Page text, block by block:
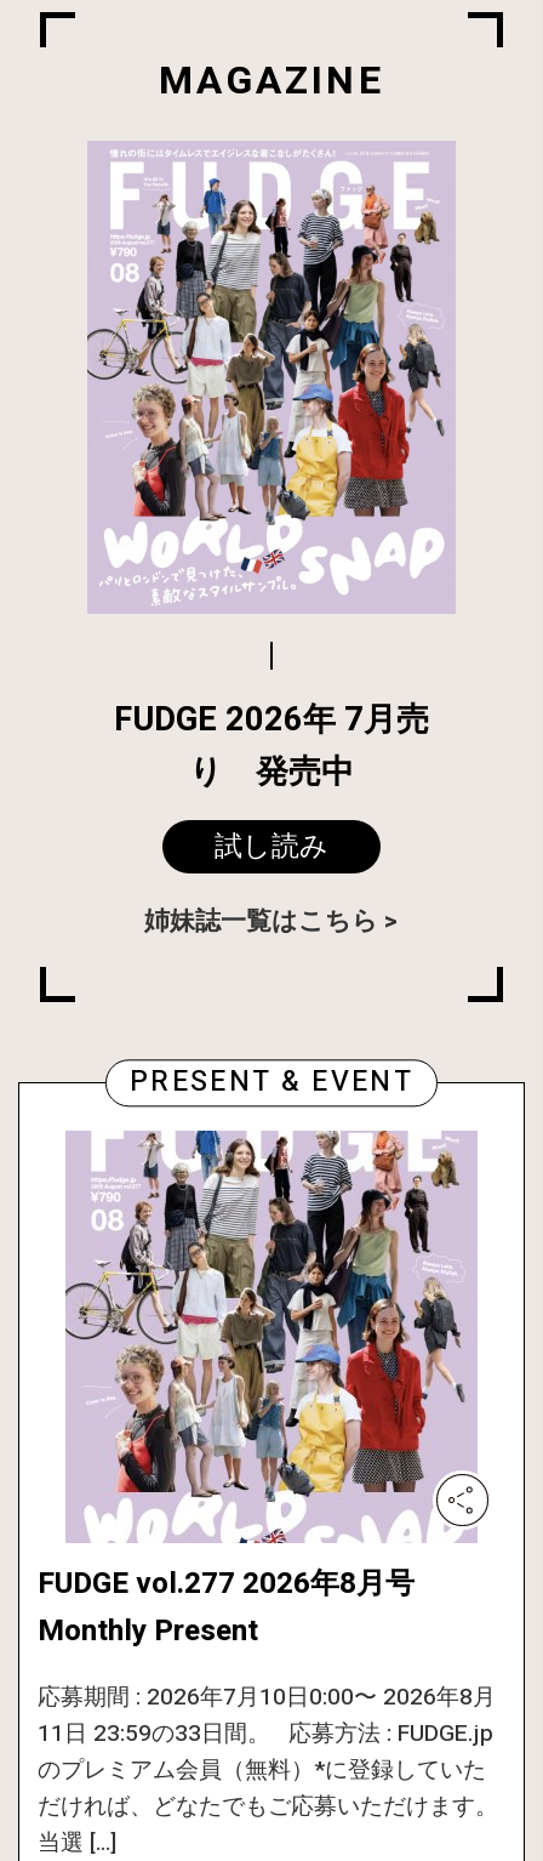
MAGAZINE
FUDGE 2026年 7月売
り 発売中
試し読み
姉妹誌一覧はこちら
PRESENT & EVENT
FUDGE vol.277 2026年8月号
Monthly Present
応募期間 : 2026年7月10日0:00〜 2026年8月
11日 23:59の33日間。 応募方法 : FUDGE.jp
のプレミアム会員（無料）*に登録していた
だければ、どなたでもご応募いただけます。
当選 […]